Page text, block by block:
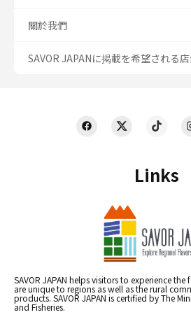
Links
SAVOR JAPAN helps visitors to experience
are unique to regions as well as the rural
products. SAVOR JAPAN is certified by The
and Fisheries.
關於我們
SAVOR JAPANに掲載を希望される